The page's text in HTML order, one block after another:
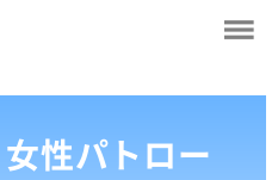
性パトロー